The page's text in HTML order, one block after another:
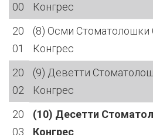
00
Конгрес
20
01
(8) Осми Стоматолошки
Конгрес
20
02
(9) Деветти
Конгрес
20
03
(10) Десетти
Конгрес